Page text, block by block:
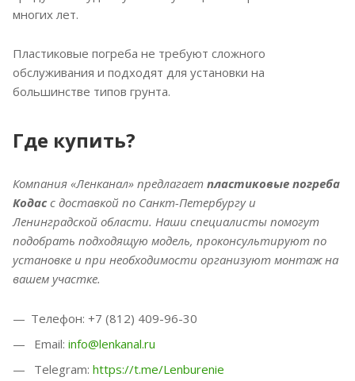
многих лет.
Пластиковые погреба не требуют сложного
обслуживания и подходят для установки на
большинстве типов грунта.
Где купить?
Компания «Ленканал» предлагает пластиковые погреба
Кодасс доставкой по Санкт-Петербургу и
Ленинградской области. Наши специалисты помогут
подобрать подходящую модель, проконсультируют по
установке и при необходимости организуют монтаж на
вашем участке.
Телефон: +7 (812) 409-96-30
Email: info@lenkanal.ru
Telegram: https://t.me/Lenburenie